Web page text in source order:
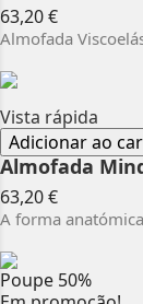
63,20 €Preço
Almofada
Vista rápida
Adicionar ao
Almofada
63,20 €Preço
A forma
Poupe 50%